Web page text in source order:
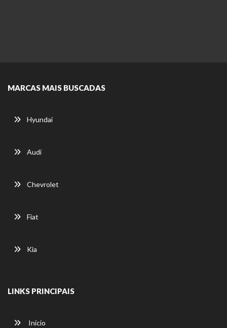
MARCAS MAIS BUSCADAS
Hyundai
Audi
Chevrolet
Fiat
Kia
LINKS PRINCIPAIS
Início